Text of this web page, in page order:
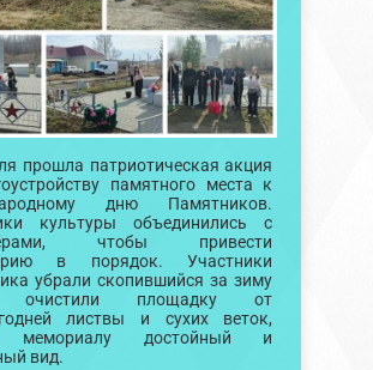
прошла патриотическая акция
памятного места к
дню Памятников.
культуры объединились с
чтобы привести
в порядок. Участники
убрали скопившийся за зиму
очистили площадку от
листвы и сухих веток,
мемориалу достойный и
вид.